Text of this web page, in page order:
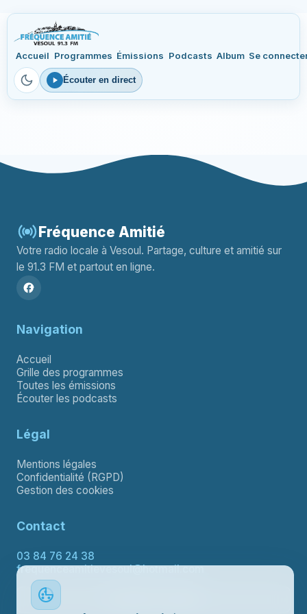
Accueil Programmes Émissions Podcasts Album Se
Écouter en direct
Fréquence Amitié
Votre radio locale à Vesoul. Partage, culture et amitié sur
le 91.3 FM et partout en ligne.
Navigation
Accueil
Grille des programmes
Toutes les émissions
Écouter les podcasts
Légal
Mentions légales
Confidentialité (RGPD)
Gestion des cookies
Contact
03 84 76 24 38
frequenceamitievesoul@hotmail.com